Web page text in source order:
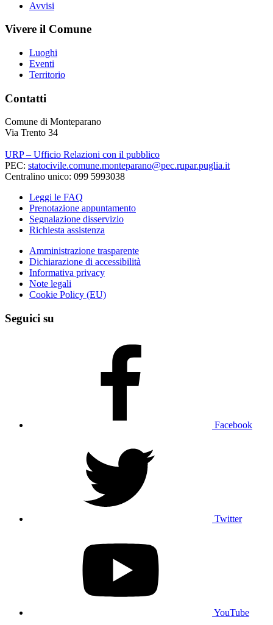
Avvisi
Vivere il Comune
Luoghi
Eventi
Territorio
Contatti
Comune di Monteparano
Via Trento 34
URP – Ufficio Relazioni con il pubblico
PEC: statocivile.comune.monteparano@pec.rupar.puglia.it
Centralino unico: 099 5993038
Leggi le FAQ
Prenotazione appuntamento
Segnalazione disservizio
Richiesta assistenza
Amministrazione trasparente
Dichiarazione di accessibilità
Informativa privacy
Note legali
Cookie Policy (EU)
Seguici su
Facebook
Twitter
YouTube